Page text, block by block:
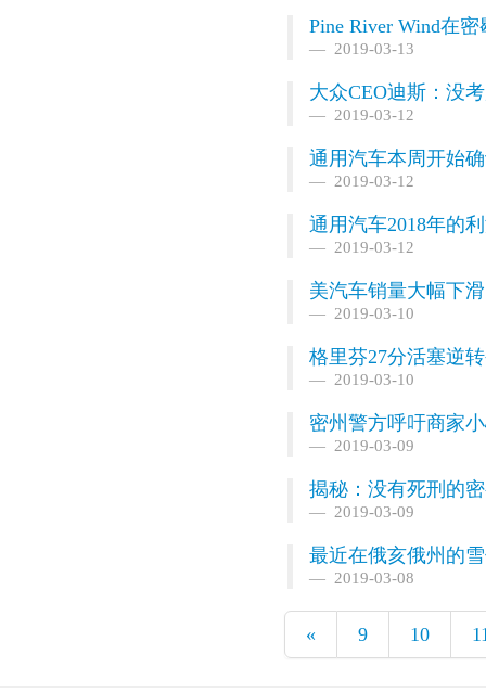
Pine River Wind在
2019-03-13
大众CEO迪斯：没
2019-03-12
通用汽车本周开始
2019-03-12
通用汽车2018年的
2019-03-12
美汽车销量大幅下
2019-03-10
格里芬27分活塞逆
2019-03-10
密州警方呼吁商家
2019-03-09
揭秘：没有死刑的
2019-03-09
最近在俄亥俄州的
2019-03-08
« 9 10